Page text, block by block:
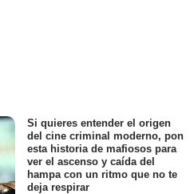
Si quieres entender el origen
del cine criminal moderno, pon
esta historia de mafiosos para
ver el ascenso y caída del
hampa con un ritmo que no te
deja respirar